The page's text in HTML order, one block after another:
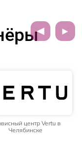
центр Vertu в
Челябинске